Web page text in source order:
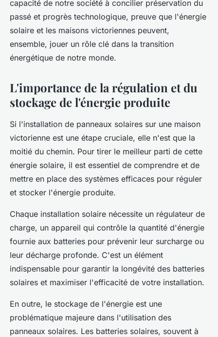
capacité de notre société à concilier préservation du
passé et progrès technologique, preuve que l'énergie
solaire et les maisons victoriennes peuvent,
ensemble, jouer un rôle clé dans la transition
énergétique de notre monde.
L'importance de la régulation et du
stockage de l'énergie produite
Si l'installation de panneaux solaires sur une maison
victorienne est une étape cruciale, elle n'est que la
moitié du chemin. Pour tirer le meilleur parti de cette
énergie solaire, il est essentiel de comprendre et de
mettre en place des systèmes efficaces pour réguler
et stocker l'énergie produite.
Chaque installation solaire nécessite un régulateur de
charge, un appareil qui contrôle la quantité d'énergie
fournie aux batteries pour prévenir leur surcharge ou
leur décharge profonde. C'est un élément
indispensable pour garantir la longévité des batteries
solaires et maximiser l'efficacité de votre installation.
En outre, le stockage de l'énergie est une
problématique majeure dans l'utilisation des
panneaux solaires. Les batteries solaires, souvent à